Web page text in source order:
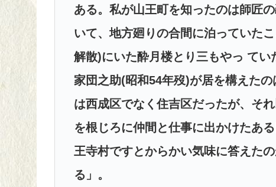
ある。私が山王町を知ったのは師匠
いて、地方廻りの合間に泊っていた
解散)にいた酔月楼とり三もやっ て
家団之助(昭和54年歿)が居を構えた
は西成区でなく住吉区だったが、そ
を根じろに仲間と仕事に出かけたあ
王寺村ですとからかい気味に答えた
る」。